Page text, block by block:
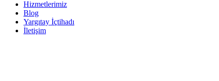
Hizmetlerimiz
Blog
Yargıtay İçtihadı
İletişim